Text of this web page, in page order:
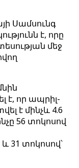
Սամսունգ
է, որը
մեջ
է, որ ապրիլ-
է մինչև 4.6
56 տոկոսով
տոկոսով՝